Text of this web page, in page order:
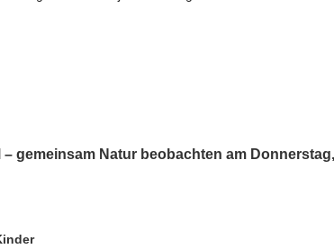
– gemeinsam Natur beobachten am